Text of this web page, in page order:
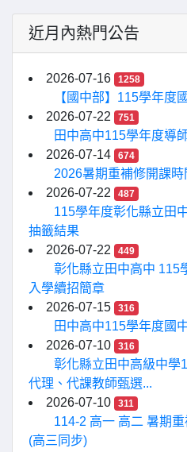
近月內熱門公告
2026-07-16 1258
【國中部】115學年度
2026-07-22
751
田中高中115學年度導
2026-07-14
674
2026暑期重補修開課時
2026-07-22
487
115學年度彰化縣立田
抽籤結果
2026-07-22
449
彰化縣立田中高中 115
入學續招簡章
2026-07-15
316
田中高中115學年度國
2026-07-10
316
彰化縣立田中高級中學
代理、代課教師甄選...
2026-07-10
311
114-2 高一 高二 暑期
(高三同步)